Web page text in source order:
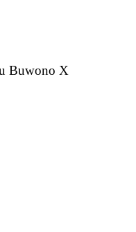
Buwono X